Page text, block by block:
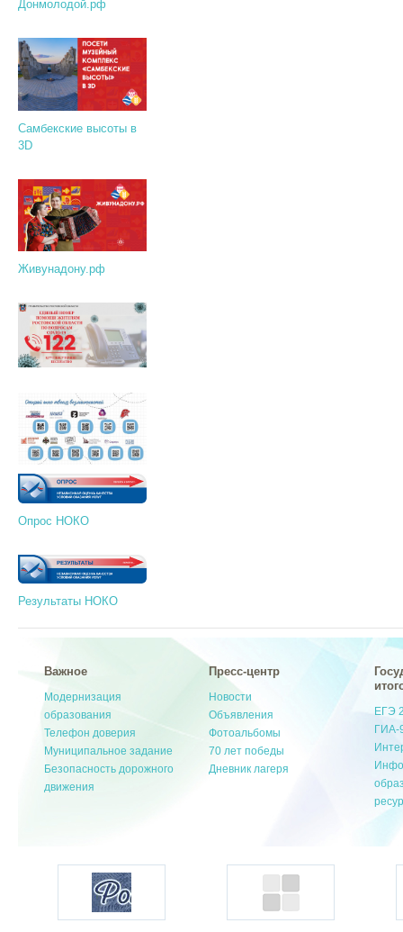
Донмолодой.рф
Самбекские высоты в
3D
Живунадону.рф
Опрос НОКО
Результаты НОКО
Важное
Модернизация
образования
Телефон доверия
Муниципальное задание
Безопасность дорожного
движения
Пресс-центр
Новости
Объявления
Фотоальбомы
70 лет победы
Дневник лагеря
ЕГЭ
ГИА-